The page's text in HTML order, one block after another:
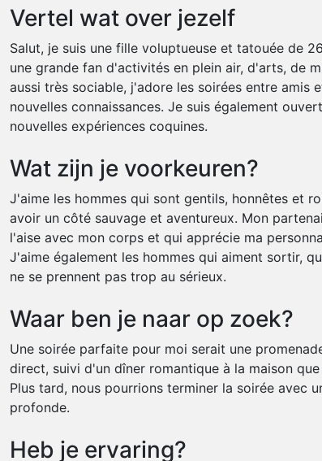
Vertel wat over jezelf
Salut, je suis une fille voluptueuse et tatouée de
une grande fan d'activités en plein air, d'arts, de
aussi très sociable, j'adore les soirées entre amis
nouvelles connaissances. Je suis également
nouvelles expériences coquines.
Wat zijn je voorkeuren?
J'aime les hommes qui sont gentils, honnêtes et
avoir un côté sauvage et aventureux. Mon
l'aise avec mon corps et qui apprécie ma
J'aime également les hommes qui aiment sortir,
ne se prennent pas trop au sérieux.
Waar ben je naar op zoek?
Une soirée parfaite pour moi serait une
direct, suivi d'un dîner romantique à la maison
Plus tard, nous pourrions terminer la soirée avec
profonde.
Heb je ervaring?